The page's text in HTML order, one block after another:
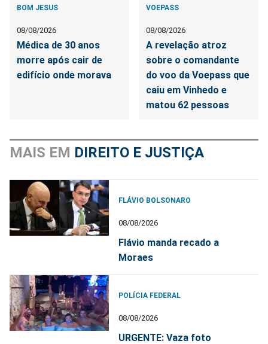
BOM JESUS
08/08/2026
Médica de 30 anos
morre após cair de
edifício onde morava
VOEPASS
08/08/2026
A revelação atroz
sobre o comandante
do voo da Voepass que
caiu em Vinhedo e
matou 62 pessoas
MAIS EM DIREITO E JUSTIÇA
FLÁVIO BOLSONARO
08/08/2026
Flávio manda recado a
Moraes
POLÍCIA FEDERAL
08/08/2026
URGENTE: Vaza foto